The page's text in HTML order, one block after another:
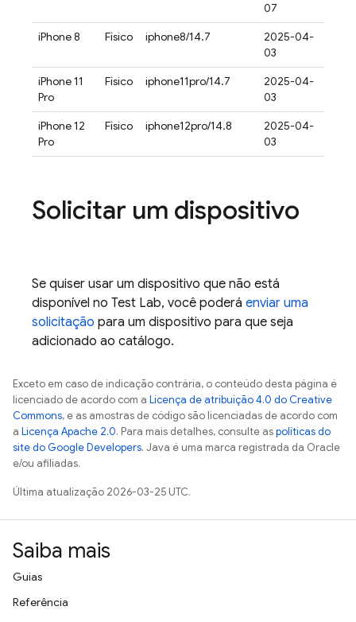
07
iPhone 8
Físico iphone8/14.7
2025-04-
03
iPhone 11
Pro
Físico iphone11pro/14.7
2025-04-
03
iPhone 12
Pro
Físico iphone12pro/14.8
2025-04-
03
Solicitar um dispositivo
Se quiser usar um dispositivo que não está
disponível no Test Lab, você poderá enviar uma
solicitação para um dispositivo para que seja
adicionado ao catálogo.
Exceto em caso de indicação contrária, o conteúdo desta página é
licenciado de acordo com a Licença de atribuição 4.0 do Creative
Commons, e as amostras de código são licenciadas de acordo com
a Licença Apache 2.0. Para mais detalhes, consulte aspolíticas do
site do Google Developers. Java é uma marca registrada da Oracle
e/ou afiliadas.
Última atualização 2026-03-25 UTC.
Saiba mais
Guias
Referência